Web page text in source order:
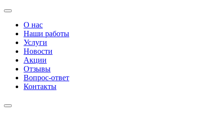
О нас
Наши работы
Услуги
Новости
Акции
Отзывы
Вопрос-ответ
Контакты